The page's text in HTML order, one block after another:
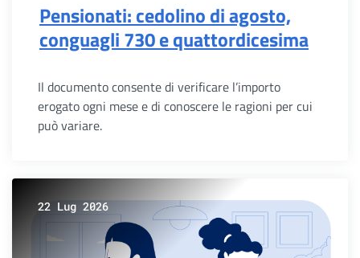
Pensionati: cedolino di agosto,
conguagli 730 e quattordicesima
Il documento consente di verificare l’importo
erogato ogni mese e di conoscere le ragioni per cui
può variare.
22 Lug 2026